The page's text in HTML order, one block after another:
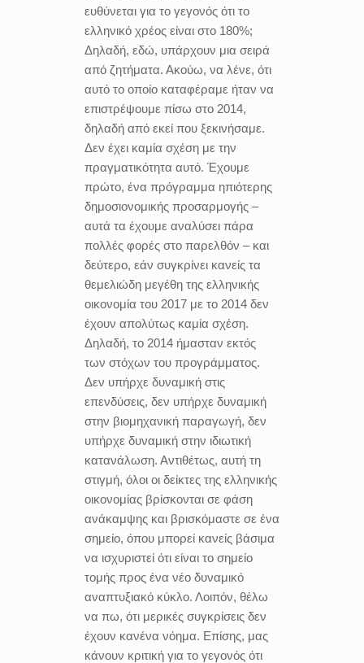
ευθύνεται για το γεγονός ότι το
ελληνικό χρέος είναι στο 180%;
Δηλαδή, εδώ, υπάρχουν μια σειρά
από ζητήματα. Ακούω, να λένε, ότι
αυτό το οποίο καταφέραμε ήταν να
επιστρέψουμε πίσω στο 2014,
δηλαδή από εκεί που ξεκινήσαμε.
Δεν έχει καμία σχέση με την
πραγματικότητα αυτό. Έχουμε
πρώτο, ένα πρόγραμμα ηπιότερης
δημοσιονομικής προσαρμογής –
αυτά τα έχουμε αναλύσει πάρα
πολλές φορές στο παρελθόν – και
δεύτερο, εάν συγκρίνει κανείς τα
θεμελιώδη μεγέθη της ελληνικής
οικονομία του 2017 με το 2014 δεν
έχουν απολύτως καμία σχέση.
Δηλαδή, το 2014 ήμασταν εκτός
των στόχων του προγράμματος.
Δεν υπήρχε δυναμική στις
επενδύσεις, δεν υπήρχε δυναμική
στην βιομηχανική παραγωγή, δεν
υπήρχε δυναμική στην ιδιωτική
κατανάλωση. Αντιθέτως, αυτή τη
στιγμή, όλοι οι δείκτες της ελληνικής
οικονομίας βρίσκονται σε φάση
ανάκαμψης και βρισκόμαστε σε ένα
σημείο, όπου μπορεί κανείς βάσιμα
να ισχυριστεί ότι είναι το σημείο
τομής προς ένα νέο δυναμικό
αναπτυξιακό κύκλο. Λοιπόν, θέλω
να πω, ότι μερικές συγκρίσεις δεν
έχουν κανένα νόημα. Επίσης, μας
κάνουν κριτική για το γεγονός ότι